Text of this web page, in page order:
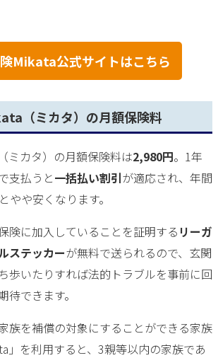
Mikata公式サイトはこちら
（ミカタ）の月額保険料
ミカタ）の月額保険料は2,980円。1年
支払うと一括払い割引が適応され、年間
やや安くなります。
険に加入していることを証明する リーガ
ステッカーが無料で送られるので、玄関
歩いたりすれば法的トラブルを事前に回
待できます。
族を補償の対象にすることができる家族
」を利用すると、3親等以内の家族であ